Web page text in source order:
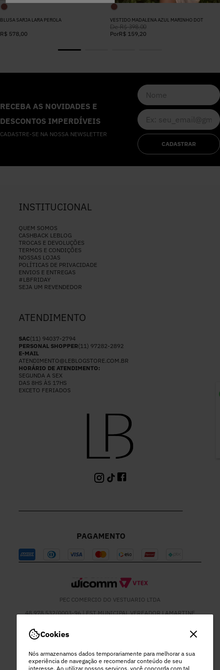
Cookies
Nós armazenamos dados temporariamente para melhorar a sua
experiência de navegação e recomendar conteúdo de seu
interesse. Ao utilizar nossos serviços, você concorda com tal
BLUSA SARJA LARA PEROLA
R$ 578,00
VESTIDO MADALENA AZUL MARINHO DOT
De R$ 398,00
PorR$ 159,20
RECEBA AS NOVIDADES E
DESCONTOS IMPERDÍVEIS
CADASTRE-SE NA NOSSA NEWSLETTER
CADASTRAR
INSTITUCIONAL
QUEM SOMOS
CASHBACK LEBLOG
TROCAS E DEVOLUÇÕES
TERMOS E CONDIÇÕES
NOSSAS LOJAS
POLÍTICAS DE PRIVACIDADE
ENVIOS E ENTREGAS
#LBFRIDAY
SEJA UM REVENDEDOR
ATENDIMENTO
SAC(11) 94037-2794
PERSONAL SHOPPER(11) 97282-2892
E-MAIL
ATENDIMENTO@LEBLOGSTORE.COM.BR
HORÁRIO DE ATENDIMENTO:
SEGUNDA A SEX
DAS 8HS ÀS 17HS
EXCETO FERIADOS
PAGAMENTO
PEC COMERCIO DO VESTUARIO LTDA
48.978.532/0003-96 | EST MUNICIPAL VEREADOR LAMARTINE